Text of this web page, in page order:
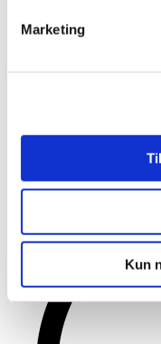
Marketing
Kun
Påbud ophævet på